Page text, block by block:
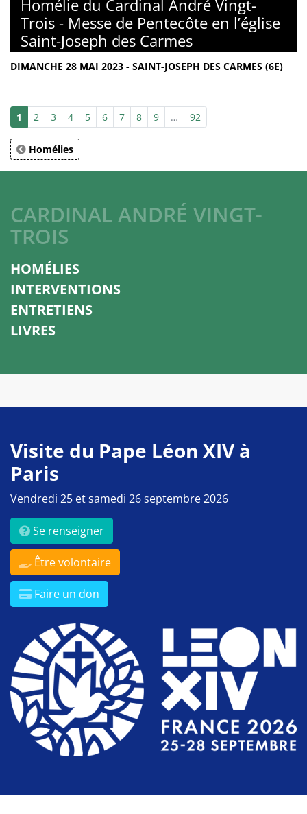
Homélie du Cardinal André Vingt-
Trois - Messe de Pentecôte en l’église
Saint-Joseph des Carmes
DIMANCHE 28 MAI 2023 - SAINT-JOSEPH DES CARMES (6E)
1 2 3 4 5 6 7 8 9 … 92
Homélies
CARDINAL ANDRÉ VINGT-
TROIS
HOMÉLIES
INTERVENTIONS
ENTRETIENS
LIVRES
Visite du Pape Léon XIV à
Paris
Vendredi 25 et samedi 26 septembre 2026
Se renseigner
Être volontaire
Faire un don